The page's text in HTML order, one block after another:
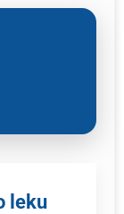
leku